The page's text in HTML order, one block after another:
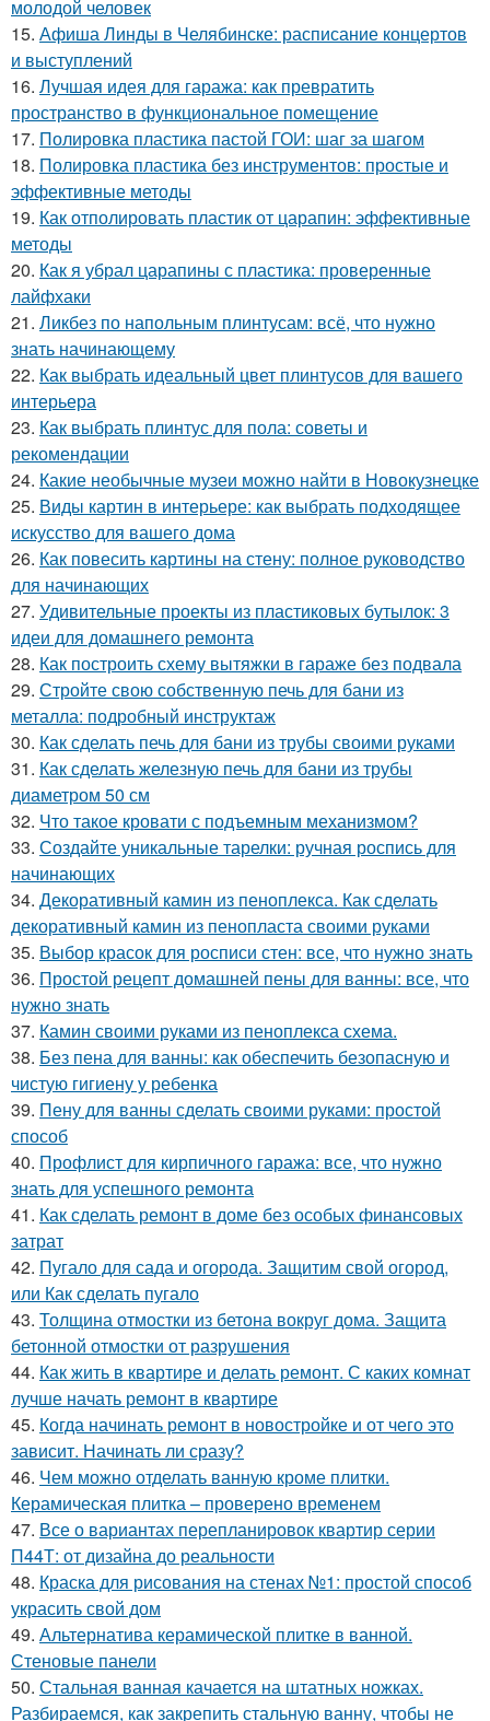
молодой человек
15. Афиша Линды в Челябинске: расписание концертов
и выступлений
16. Лучшая идея для гаража: как превратить
пространство в функциональное помещение
17. Полировка пластика пастой ГОИ: шаг за шагом
18. Полировка пластика без инструментов: простые и
эффективные методы
19. Как отполировать пластик от царапин: эффективные
методы
20. Как я убрал царапины с пластика: проверенные
лайфхаки
21. Ликбез по напольным плинтусам: всё, что нужно
знать начинающему
22. Как выбрать идеальный цвет плинтусов для вашего
интерьера
23. Как выбрать плинтус для пола: советы и
рекомендации
24. Какие необычные музеи можно найти в Новокузнецке
25. Виды картин в интерьере: как выбрать подходящее
искусство для вашего дома
26. Как повесить картины на стену: полное руководство
для начинающих
27. Удивительные проекты из пластиковых бутылок: 3
идеи для домашнего ремонта
28. Как построить схему вытяжки в гараже без подвала
29. Стройте свою собственную печь для бани из
металла: подробный инструктаж
30. Как сделать печь для бани из трубы своими руками
31. Как сделать железную печь для бани из трубы
диаметром 50 см
32. Что такое кровати с подъемным механизмом?
33. Создайте уникальные тарелки: ручная роспись для
начинающих
34. Декоративный камин из пеноплекса. Как сделать
декоративный камин из пенопласта своими руками
35. Выбор красок для росписи стен: все, что нужно знать
36. Простой рецепт домашней пены для ванны: все, что
нужно знать
37. Камин своими руками из пеноплекса схема.
38. Без пена для ванны: как обеспечить безопасную и
чистую гигиену у ребенка
39. Пену для ванны сделать своими руками: простой
способ
40. Профлист для кирпичного гаража: все, что нужно
знать для успешного ремонта
41. Как сделать ремонт в доме без особых финансовых
затрат
42. Пугало для сада и огорода. Защитим свой огород,
или Как сделать пугало
43. Толщина отмостки из бетона вокруг дома. Защита
бетонной отмостки от разрушения
44. Как жить в квартире и делать ремонт. С каких комнат
лучше начать ремонт в квартире
45. Когда начинать ремонт в новостройке и от чего это
зависит. Начинать ли сразу?
46. Чем можно отделать ванную кроме плитки.
Керамическая плитка – проверено временем
47. Все о вариантах перепланировок квартир серии
П44Т: от дизайна до реальности
48. Краска для рисования на стенах №1: простой способ
украсить свой дом
49. Альтернатива керамической плитке в ванной.
Стеновые панели
50. Стальная ванная качается на штатных ножках.
Разбираемся, как закрепить стальную ванну, чтобы не